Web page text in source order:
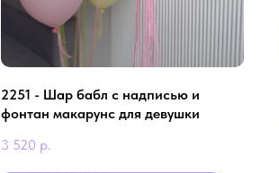
2251 - Шар бабл с надписью и
фонтан макарунс для девушки
3 520 р.